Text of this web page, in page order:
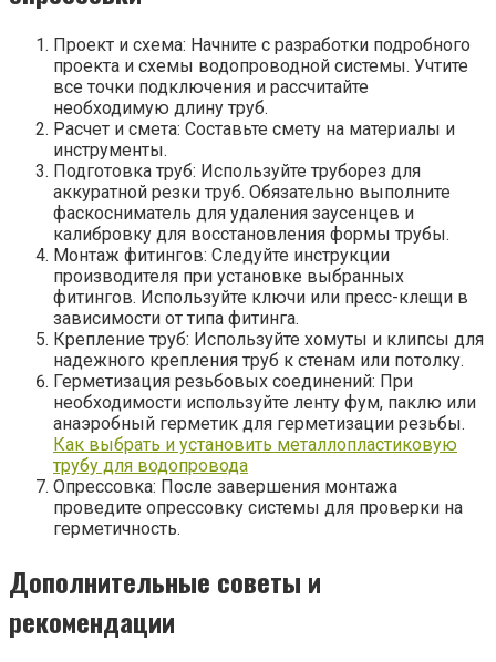
Проект и схема: Начните с разработки подробного
проекта и схемы водопроводной системы. Учтите
все точки подключения и рассчитайте
необходимую длину труб.
Расчет и смета: Составьте смету на материалы и
инструменты.
Подготовка труб: Используйте труборез для
аккуратной резки труб. Обязательно выполните
фаскосниматель для удаления заусенцев и
калибровку для восстановления формы трубы.
Монтаж фитингов: Следуйте инструкции
производителя при установке выбранных
фитингов. Используйте ключи или пресс-клещи в
зависимости от типа фитинга.
Крепление труб: Используйте хомуты и клипсы для
надежного крепления труб к стенам или потолку.
Герметизация резьбовых соединений: При
необходимости используйте ленту фум, паклю или
анаэробный герметик для герметизации резьбы.
Как выбрать и установить металлопластиковую
трубу для водопровода
Опрессовка: После завершения монтажа
проведите опрессовку системы для проверки на
герметичность.
Дополнительные советы и
рекомендации